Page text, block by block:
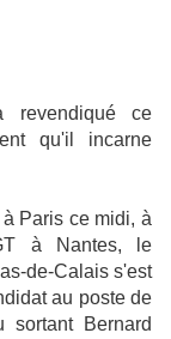
revendiqué ce
qu'il incarne
Paris ce midi, à
à Nantes, le
de-Calais s'est
au poste de
Bernard